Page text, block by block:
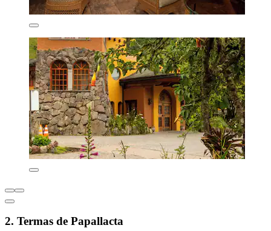
2. Termas de Papallacta